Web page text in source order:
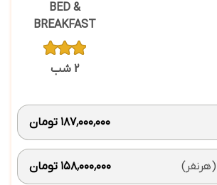
BED &
BREAKFAST
2 شب
۱۸۷٬۰۰۰٬۰۰۰ تومان
۱۵۸٬۰۰۰٬۰۰۰ تومان